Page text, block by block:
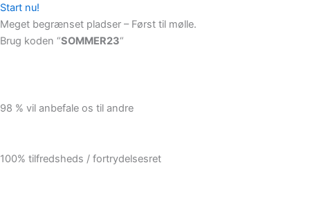
Start nu!
Meget begrænset pladser – Først til mølle.
Brug koden “SOMMER23“
98 % vil anbefale os til andre
100% tilfredsheds / fortrydelsesret